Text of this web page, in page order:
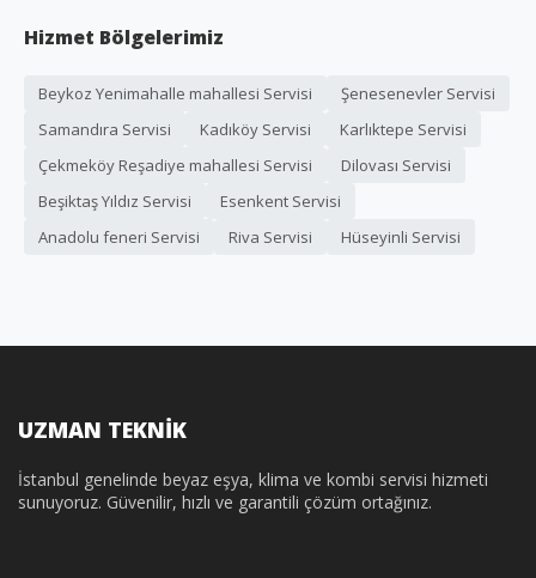
Hizmet Bölgelerimiz
Beykoz Yenimahalle mahallesi Servisi
Şenesenevler Servisi
Samandıra Servisi
Kadıköy Servisi
Karlıktepe Servisi
Çekmeköy Reşadiye mahallesi Servisi
Dilovası Servisi
Beşiktaş Yıldız Servisi
Esenkent Servisi
Anadolu feneri Servisi
Riva Servisi Hüseyinli Servisi
UZMAN TEKNİK
İstanbul genelinde beyaz eşya, klima ve kombi servisi hizmeti
sunuyoruz. Güvenilir, hızlı ve garantili çözüm ortağınız.